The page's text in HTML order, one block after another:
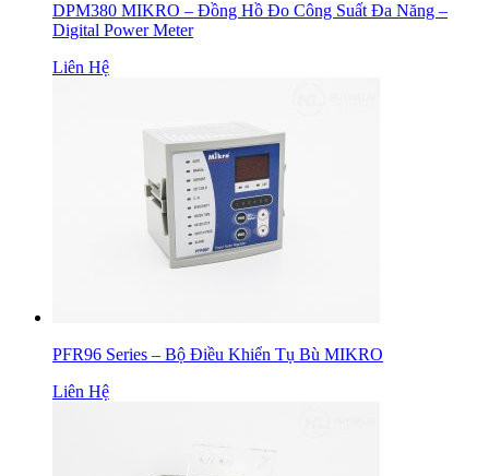
DPM380 MIKRO – Đồng Hồ Đo Công Suất Đa Năng –
Digital Power Meter
Liên Hệ
PFR96 Series – Bộ Điều Khiển Tụ Bù MIKRO
Liên Hệ